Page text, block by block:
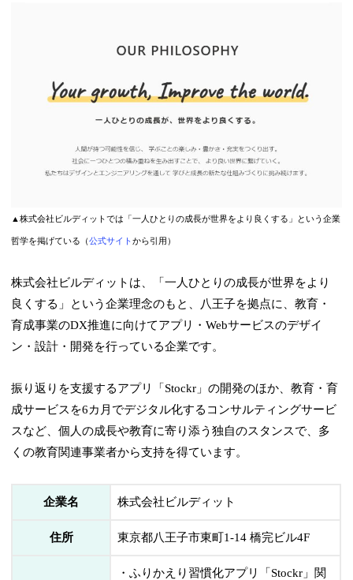
▲株式会社ビルディットでは「一人ひとりの成長が世界をより良くする」という企業
哲学を掲げている（公式サイトから引用）
株式会社ビルディットは、「一人ひとりの成長が世界をより
良くする」という企業理念のもと、八王子を拠点に、教育・
育成事業のDX推進に向けてアプリ・Webサービスのデザイ
ン・設計・開発を行っている企業です。
振り返りを支援するアプリ「Stockr」の開発のほか、教育・育
成サービスを6カ月でデジタル化するコンサルティングサービ
スなど、個人の成長や教育に寄り添う独自のスタンスで、多
くの教育関連事業者から支持を得ています。
企業名 株式会社ビルディット
住所 東京都八王子市東町1-14 橋完ビル4F
・ふりかえり習慣化アプリ「Stockr」関